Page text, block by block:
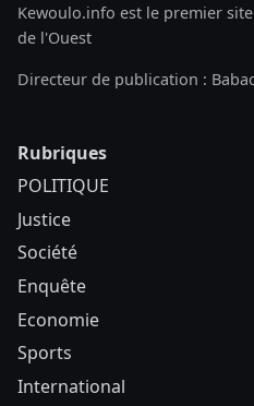
Kewoulo.info est le premier
de l'Ouest
Directeur de publication :
Rubriques
POLITIQUE
Justice
Société
Enquête
Economie
Sports
International